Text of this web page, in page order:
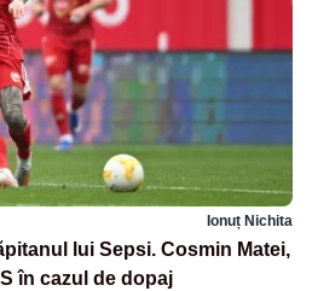
Ionuț Nichita
lui Sepsi. Cosmin Matei,
în cazul de dopaj